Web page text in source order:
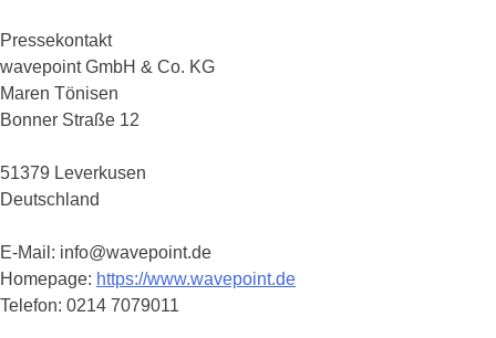
Pressekontakt
wavepoint GmbH & Co. KG
Maren Tönisen
Bonner Straße 12
51379 Leverkusen
Deutschland
E-Mail: info@wavepoint.de
Homepage: https://www.wavepoint.de
Telefon: 0214 7079011